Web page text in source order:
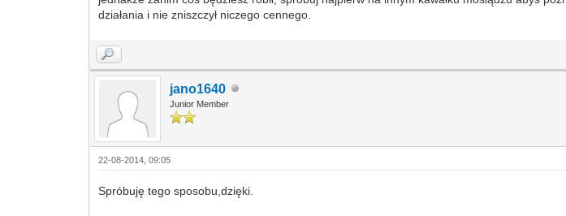
działania i nie zniszczył niczego cennego.
jano1640
Junior Member
22-08-2014, 09:05
Spróbuję tego sposobu,dzięki.